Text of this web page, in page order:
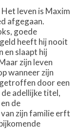
leven is Maxim
afgegaan.
goede
heeft hij nooit
en slaapt hij
zijn leven
wanneer zijn
door een
adellijke titel,
de
zijn familie erft